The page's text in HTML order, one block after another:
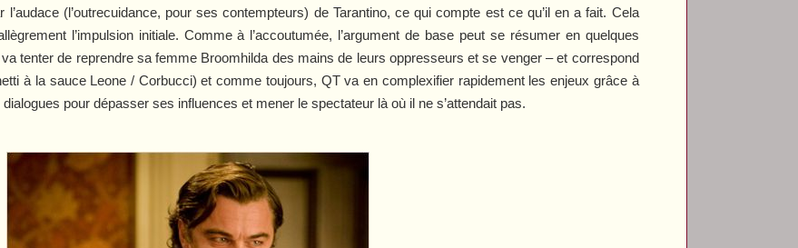
(l’outrecuidance, pour ses contempteurs) de Tarantino, ce qui compte est ce qu’il en a fait. Cela
l’impulsion initiale. Comme à l’accoutumée, l’argument de base peut se résumer en quelques
tenter de reprendre sa femme Broomhilda des mains de leurs oppresseurs et se venger – et correspond
à la sauce Leone / Corbucci) et comme toujours, QT va en complexifier rapidement les enjeux grâce à
pour dépasser ses influences et mener le spectateur là où il ne s’attendait pas.